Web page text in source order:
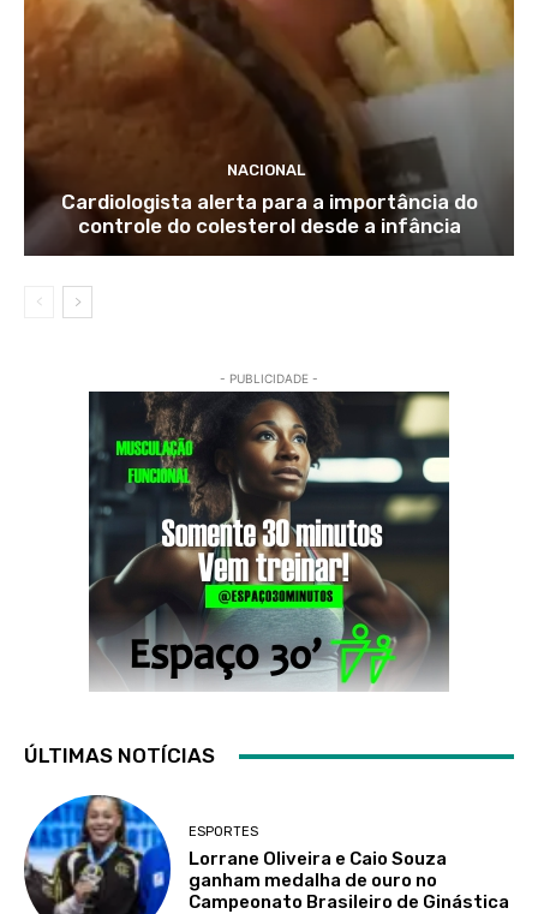
NACIONAL
Cardiologista alerta para a importância do
controle do colesterol desde a infância
- PUBLICIDADE -
ÚLTIMAS NOTÍCIAS
ESPORTES
Lorrane Oliveira e Caio Souza
ganham medalha de ouro no
Campeonato Brasileiro de Ginástica